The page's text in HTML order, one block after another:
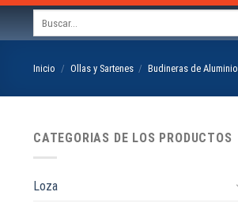
Inicio / Ollas y Sartenes / Budineras de Aluminio
CATEGORIAS DE LOS PRODUCTOS
Loza